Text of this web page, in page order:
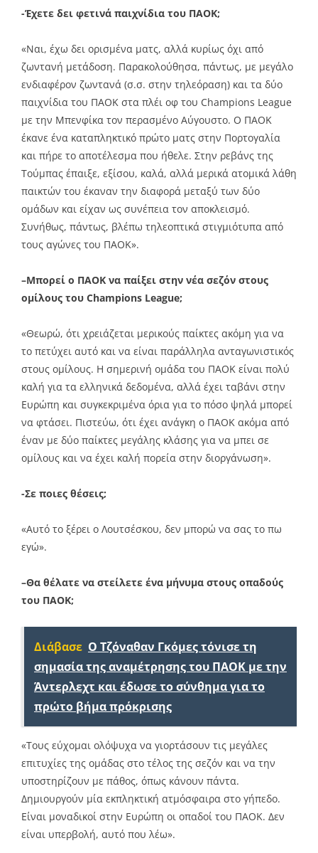
-Έχετε δει φετινά παιχνίδια του ΠΑΟΚ;
«Ναι, έχω δει ορισμένα ματς, αλλά κυρίως όχι από
ζωντανή μετάδοση. Παρακολούθησα, πάντως, με μεγάλο
ενδιαφέρον ζωντανά (σ.σ. στην τηλεόραση) και τα δύο
παιχνίδια του ΠΑΟΚ στα πλέι οφ του Champions League
με την Μπενφίκα τον περασμένο Αύγουστο. Ο ΠΑΟΚ
έκανε ένα καταπληκτικό πρώτο ματς στην Πορτογαλία
και πήρε το αποτέλεσμα που ήθελε. Στην ρεβάνς της
Τούμπας έπαιξε, εξίσου, καλά, αλλά μερικά ατομικά λάθη
παικτών του έκαναν την διαφορά μεταξύ των δύο
ομάδων και είχαν ως συνέπεια τον αποκλεισμό.
Συνήθως, πάντως, βλέπω τηλεοπτικά στιγμιότυπα από
τους αγώνες του ΠΑΟΚ».
–Μπορεί ο ΠΑΟΚ να παίξει στην νέα σεζόν στους
ομίλους του Champions League;
«Θεωρώ, ότι χρειάζεται μερικούς παίκτες ακόμη για να
το πετύχει αυτό και να είναι παράλληλα ανταγωνιστικός
στους ομίλους. Η σημερινή ομάδα του ΠΑΟΚ είναι πολύ
καλή για τα ελληνικά δεδομένα, αλλά έχει ταβάνι στην
Ευρώπη και συγκεκριμένα όρια για το πόσο ψηλά μπορεί
να φτάσει. Πιστεύω, ότι έχει ανάγκη ο ΠΑΟΚ ακόμα από
έναν με δύο παίκτες μεγάλης κλάσης για να μπει σε
ομίλους και να έχει καλή πορεία στην διοργάνωση».
-Σε ποιες θέσεις;
«Αυτό το ξέρει ο Λουτσέσκου, δεν μπορώ να σας το πω
εγώ».
–Θα θέλατε να στείλετε ένα μήνυμα στους οπαδούς
του ΠΑΟΚ;
Διάβασε Ο Τζόναθαν Γκόμες τόνισε τη
σημασία της αναμέτρησης του ΠΑΟΚ με την
Άντερλεχτ και έδωσε το σύνθημα για το
πρώτο βήμα πρόκρισης
«Τους εύχομαι ολόψυχα να γιορτάσουν τις μεγάλες
επιτυχίες της ομάδας στο τέλος της σεζόν και να την
υποστηρίζουν με πάθος, όπως κάνουν πάντα.
Δημιουργούν μία εκπληκτική ατμόσφαιρα στο γήπεδο.
Είναι μοναδικοί στην Ευρώπη οι οπαδοί του ΠΑΟΚ. Δεν
είναι υπερβολή, αυτό που λέω».